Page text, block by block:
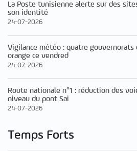
La Poste tunisienne alerte sur des
son identité
24-07-2026
Vigilance météo : quatre gouvernorats
orange ce vendred
24-07-2026
Route nationale n°1 : réduction des
niveau du pont Sai
24-07-2026
Temps Forts